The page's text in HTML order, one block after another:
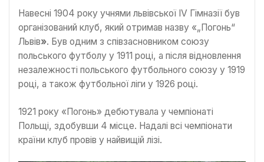
Навесні 1904 року учнями львівської IV Гімназії був
організований клуб, який отримав назву «„Погонь“
Львів». Був одним з співзасновником союзу
польського футболу у 1911 році, а після відновлення
незалежності польського футбольного союзу у 1919
році, а також футбольної ліги у 1926 році.
1921 року «Погонь» дебютувала у чемпіонаті
Польщі, здобувши 4 місце. Надалі всі чемпіонати
країни клуб провів у найвищій лізі.